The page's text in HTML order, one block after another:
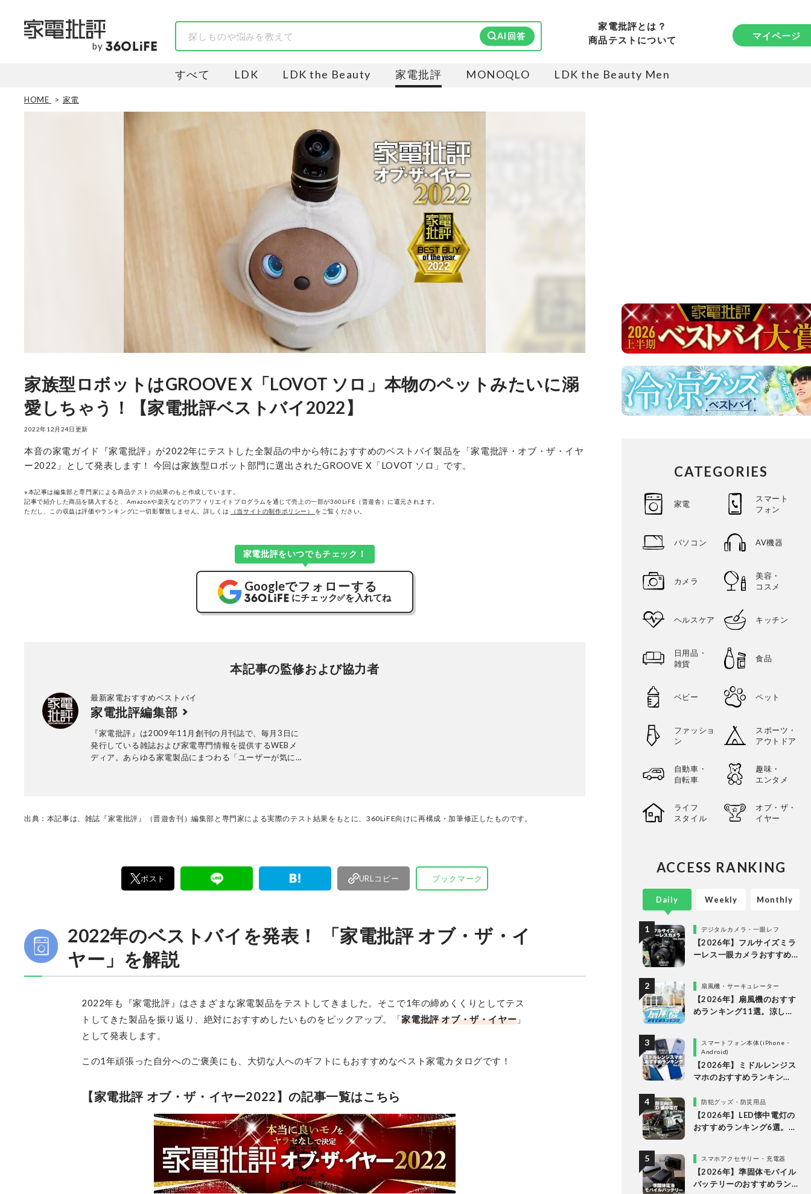
by
AI回答
家電批評とは？
商品テストについて
マイページ
すべて LDK LDK the Beauty 家電批評 MONOQLO LDK the Beauty Men
HOME 家電
家族型ロボットはGROOVE X「LOVOT ソロ」本物のペットみたいに溺
愛しちゃう！【家電批評ベストバイ2022】
2022年12月24日更新
本音の家電ガイド『家電批評』が2022年にテストした全製品の中から特におすすめのベストバイ製品を「家電批評・オブ・ザ・イヤ
ー2022」として発表します！ 今回は家族型ロボット部門に選出されたGROOVE X「LOVOT ソロ」です。
※本記事は編集部と専門家による商品テストの結果のもと作成しています。
記事で紹介した商品を購入すると、Amazonや楽天などのアフィリエイトプログラムを通じて売上の一部が360LiFE（晋遊舎）に還元されます。
ただし、この収益は評価やランキングに一切影響致しません。詳しくは
（当サイトの制作ポリシー） をご覧ください。
家電批評をいつでもチェック！
Googleでフォローする
にチェック✅を入れてね
本記事の監修および協力者
最新家電おすすめベストバイ
家電批評編集部
『家電批評』は2009年11月創刊の月刊誌で、毎月3日に
発行している雑誌および家電専門情報を提供するWEBメ
ディア。あらゆる家電製品にまつわる「ユーザーが気にな
く製品の本質的な性能を見極め、その良し悪しをありのま
出典：本記事は、雑誌『家電批評』（晋遊舎刊）編集部と専門家による実際のテスト結果をもとに、360LiFE向けに再構成・加筆修正したものです。
ポスト URLコピー ブックマーク
2022年のベストバイを発表！ 「家電批評 オブ・ザ・イ
ヤー」を解説
2022年も『家電批評』はさまざまな家電製品をテストしてきました。そこで1年の締めくくりとしてテス
トしてきた製品を振り返り、絶対におすすめしたいものをピックアップ。「家電批評 オブ・ザ・イヤー 」
として発表します。
この1年頑張った自分へのご褒美にも、大切な人へのギフトにもおすすめなベスト家電カタログです！
【家電批評 オブ・ザ・イヤー2022】の記事一覧はこちら
CATEGORIES
家電
スマート
フォン
パソコン AV機器
カメラ
美容・
コスメ
ヘルスケア キッチン
日用品・
雑貨
食品
ベビー ペット
ファッショ
ン
スポーツ・
アウトドア
自動車・
自転車
趣味・
エンタメ
ライフ
スタイル
オブ・ザ・
イヤー
ACCESS RANKING
Daily
デジタルカメラ・一眼レフ
【2026年】フルサイズミラ
ーレス一眼カメラおすすめ
扇風機・サーキュレーター
【2026年】扇風機のおすす
めランキング11選。涼しい
スマートフォン本体(iPhone・
Android)
【2026年】ミドルレンジス
マホのおすすめランキン
を比較
防犯グッズ・防災用品
【2026年】LED懐中電灯の
おすすめランキング6選。防
スマホアクセサリー・充電器
【2026年】準固体モバイル
バッテリーのおすすめラン
Weekly Monthly